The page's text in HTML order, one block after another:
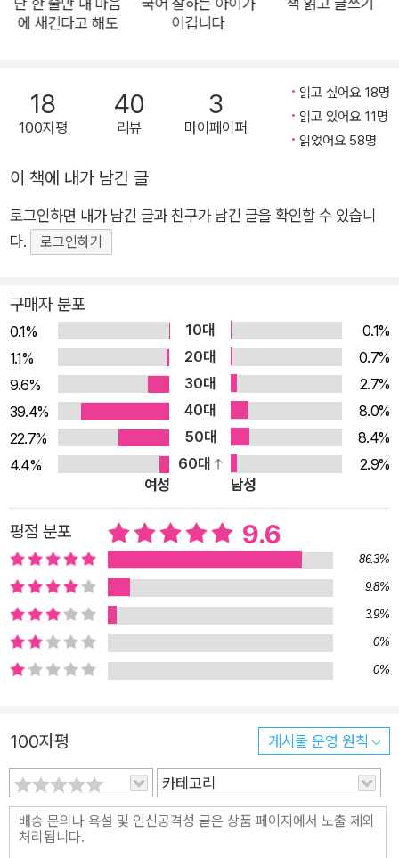
요한 자기소개서, 서평, 메일 쓰기 등의 실용 글쓰기 노하우가 한
우가 들어 있는 이 책은 국어와 친해지지 못한 어른들에게 필독서
가 될 것이다. 시험과 숙제에서 해방된 ‘교양’ 있는 어른들의 흥미
하지만 그때의 기억이 흐릿하고, 좋지 않게 여겨지는 이유는 ‘시
험’을 위한 공부만 하느라 교과서 속의 문학작품을 통해 얻을 수
있는 재미와 가치를 놓쳤기 때문이다. 사실 우리가 알아야 할 모
든 것은 교과서에 있었다. 다만 당시에는 그 의미를 알지 못했고,
숏폼, 인스타 등의 짧은 영상 콘텐츠에 노출된 어른들은 책이나
긴 글 읽기를 어려워하고 꺼려 한다. 책을 읽으면 머리에서 줄줄
새는 느낌을 경험하고, 어휘력과 문해력이 저하되어 일상에서 어
려움을 겪고 있다. ‘금일은 금요일인가요?’ ‘추후 공고는 어느 고
등학교인가요?’ ‘심심한 사과는 무슨 뜻이죠?’ 이렇게 최근 성인
들의 문해력 저하가 사회적 화두로 떠오르고 있다. 문해력, 어휘
력의 부족을 극복하고 싶은 방법을 그 동안 다 알았다고 여기며
멀리 했던 국어 교과서에서 찾아보는 것이 어떨까? 깊이 있는 문
학 읽기부터 꼭 필요한 실용 글쓰기까지 한 권으로 끝내는 평생
국어 공부 서울대 강의 평가 1위 글쓰기 수업을 진행하는 나민애
교수는 국어가 어려운 어른들에게 잃어버린 국어 교과서를 찾아
주기 위해 이 책을 집필했다. 교과서를 즐기지 못한 학생이 자라,
국어를 어려워하는 어른이 된 것을 안타깝게 여긴 나민애 교수는
『나의 두 번째 교과서 × 나민애의 다시 만난 국어』를 통해 어른들
이 독서와 친해지고, 국어를 즐겁게 공부할 수 있는 방법을 특유
천하는 수십 편의 시, 소설, 고전시가 등이 담겨 있다. 읽다 보면
눈물과 웃음이 나는 작품들을 통해 문학의 아름다움을 재발견하
고 이를 통해 국어 읽기의 즐거움을 찾을 수 있다. 이와 더불어 서
울대 학생들에게 최고의 강의로 평가받은 글쓰기 수업도 이 책을
통해 만나볼 수 있다. 서평, 에세이, 자기소개 등 실생활에 꼭 필
에 새긴다고 해도
이깁니다
18
100자평
40
리뷰
3
마이페이퍼
읽고 싶어요 18명
읽고 있어요 11명
읽었어요 58명
이 책에 내가 남긴 글
로그인하면 내가 남긴 글과 친구가 남긴 글을 확인할 수 있습니
다.
로그인하기
구매자 분포
0.1% 10대
0.1%
1.1%
20대
0.7%
9.6%
30대
2.7%
39.4%
40대
8.0%
22.7%
50대
8.4%
4.4%
60대
2.9%
여성
남성
평점 분포 9.6
86.3%
9.8%
3.9%
0%
0%
100자평 게시물 운영 원칙
카테고리